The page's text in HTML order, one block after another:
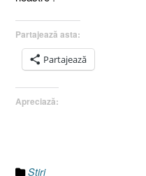
Partajează asta:
Partajează
Apreciază:
Ştiri